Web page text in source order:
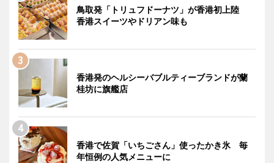
鳥取発「トリュフドーナツ」が香港初上陸
香港スイーツやドリアン味も
香港発のヘルシーバブルティーブランドが蘭
桂坊に旗艦店
香港で佐賀「いちごさん」使ったかき氷 毎
年恒例の人気メニューに